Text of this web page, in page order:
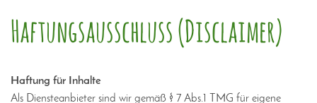
Haftungsausschluss (Disclaimer)
Haftung für Inhalte
Als Diensteanbieter sind wir gemäß § 7 Abs.1 TMG für eigene